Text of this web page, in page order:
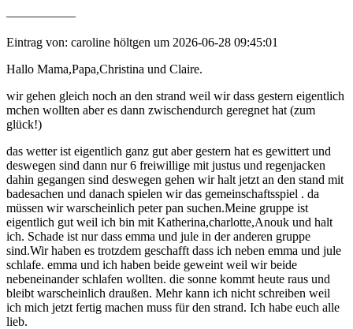
—————–
Eintrag von: caroline höltgen um 2026-06-28 09:45:01
Hallo Mama,Papa,Christina und Claire.
wir gehen gleich noch an den strand weil wir dass gestern eigentlich
mchen wollten aber es dann zwischendurch geregnet hat (zum
glück!)
das wetter ist eigentlich ganz gut aber gestern hat es gewittert und
deswegen sind dann nur 6 freiwillige mit justus und regenjacken
dahin gegangen sind deswegen gehen wir halt jetzt an den stand mit
badesachen und danach spielen wir das gemeinschaftsspiel . da
müssen wir warscheinlich peter pan suchen.Meine gruppe ist
eigentlich gut weil ich bin mit Katherina,charlotte,Anouk und halt
ich. Schade ist nur dass emma und jule in der anderen gruppe
sind.Wir haben es trotzdem geschafft dass ich neben emma und jule
schlafe. emma und ich haben beide geweint weil wir beide
nebeneinander schlafen wollten. die sonne kommt heute raus und
bleibt warscheinlich draußen. Mehr kann ich nicht schreiben weil
ich mich jetzt fertig machen muss für den strand. Ich habe euch alle
lieb.